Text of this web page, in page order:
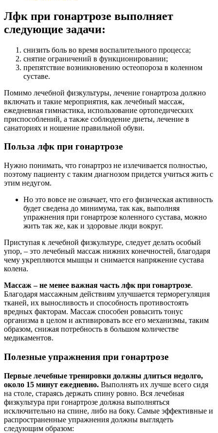
Лфк при гонартрозе выполняет
следующие задачи:
снизить боль во время воспалительного процесса;
снятие ограничений в функционировании;
препятствие возникновению остеопороза в коленном
суставе.
Помимо лечебной физкультуры, лечение гонартроза должно
включать и такие мероприятия, как лечебный массаж,
ежедневная гимнастика, использование ортопедических
приспособлений, а также соблюдение диеты, лечение в
санаториях и ношение правильной обуви.
Польза лфк при гонартрозе
Нужно понимать, что гонартроз не излечивается полностью,
поэтому пациенту с таким диагнозом придется учиться жить с
этим недугом.
Но это вовсе не означает, что его физическая активность
будет сведена до минимума, так как, выполняя
упражнения при гонартрозе коленного сустава, можно
жить так же, как и здоровые люди вокруг.
Приступая к лечебной физкультуре, следует делать особый
упор, – это лечебный массаж нижних конечностей, благодаря
чему укрепляются мышцы и снимается напряжение сустава
колена.
Массаж – не менее важная часть лфк при гонартрозе.
Благодаря массажным действиям улучшается терморегуляция
тканей, их выносливость и способность противостоять
вредных факторам. Массаж способен ровысить тонус
организма в целом и активировать все его механизмы, таким
образом, снижая потребность в большом количестве
медикаментов.
Полезные упражнения при гонартрозе
Первые лечебные тренировки должны длиться недолго,
около 15 минут ежедневно. Выполнять их лучше всего сидя
на столе, стараясь держать спину ровно. Вся лечебная
физкультура при гонартрозе должна выполняться
исключительно на спине, либо на боку. Самые эффективные и
распространенные упражнения должны выглядеть
следующим образом: